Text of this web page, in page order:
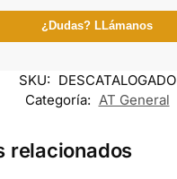
¿Dudas? LLámanos
SKU: DESCATALOGADO
Categoría: AT General
relacionados